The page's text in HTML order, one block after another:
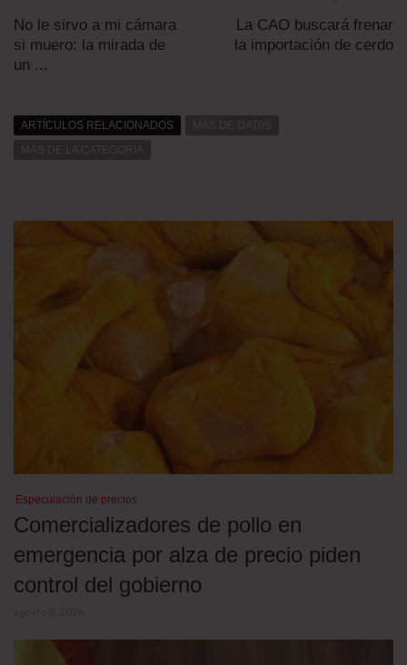
No le sirvo a mi cámara
si muero: la mirada de
un ...
La CAO buscará frenar
la importación de cerdo
ARTÍCULOS RELACIONADOS
Especulación de precios
Comercializadores de pollo en
emergencia por alza de precio piden
control del gobierno